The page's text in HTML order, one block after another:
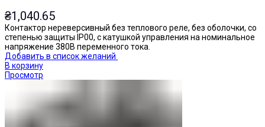
₴1,040.65
Контактор нереверсивный без теплового реле, без оболочки, со
степенью защиты IP00, с катушкой управления на номинальное
напряжение 380В переменного тока.
Добавить в список желаний
В корзину
Просмотр